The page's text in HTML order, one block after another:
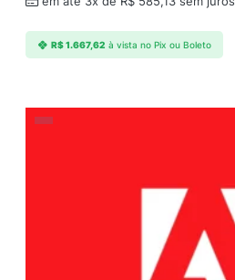
R$1.667,62 à vista no Pix ou Boleto